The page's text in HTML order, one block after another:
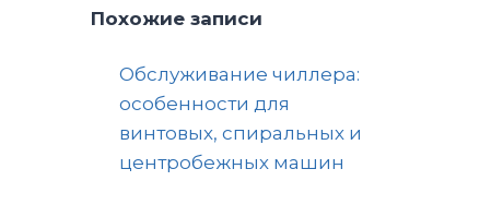
Похожие записи
Обслуживание чиллера:
особенности для
винтовых, спиральных и
центробежных машин